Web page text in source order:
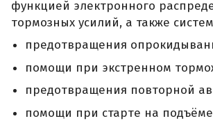
функцией электронного
тормозных усилий, а также
предотвращения
помощи при экстренном
предотвращения повторной
помощи при старте на